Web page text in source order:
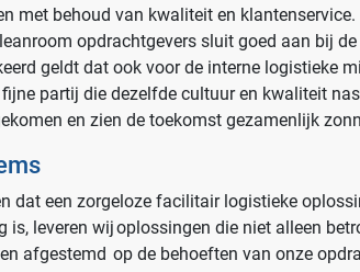
met behoud van kwaliteit en
opdrachtgevers sluit goed aan bij
geldt dat ook voor de interne logistieke
fijne partij die dezelfde cultuur en kwaliteit
en zien de toekomst gezamenlijk
dat een zorgeloze facilitair logistieke
is, leveren wij oplossingen die niet alleen
afgestemd op de behoeften van onze
en